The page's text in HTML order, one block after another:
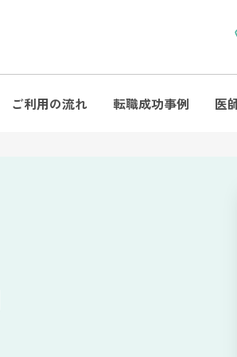
ご利用の流れ 転職成功事例 医